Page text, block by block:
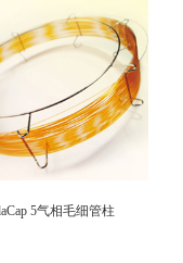
5气相毛细管柱